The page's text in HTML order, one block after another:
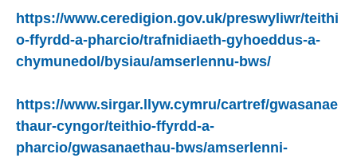
https://www.ceredigion.gov.uk/preswyliwr/teithi
o-ffyrdd-a-pharcio/trafnidiaeth-gyhoeddus-a-
chymunedol/bysiau/amserlennu-bws/
https://www.sirgar.llyw.cymru/cartref/gwasanae
thaur-cyngor/teithio-ffyrdd-a-
pharcio/gwasanaethau-bws/amserlenni-